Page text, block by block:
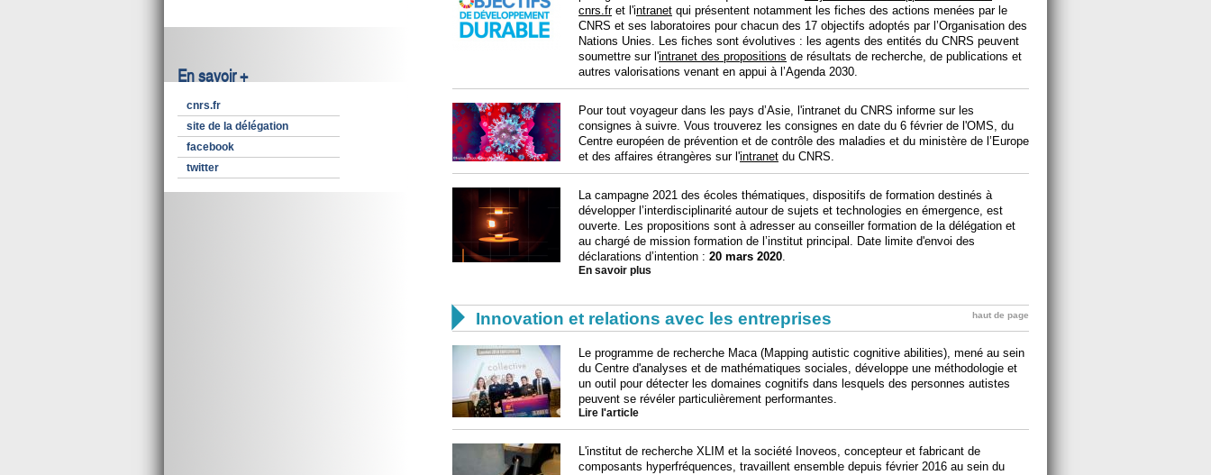
En savoir +
cnrs.fr
site de la délégation
facebook
twitter
cnrs.fret l'intranet qui présentent notamment les fiches des actions menées par le
CNRS et ses laboratoires pour chacun des 17 objectifs adoptés par l’Organisation des
Nations Unies. Les fiches sont évolutives : les agents des entités du CNRS peuvent
soumettre sur l'intranet des propositions de résultats de recherche, de publications et
autres valorisations venant en appui à l’Agenda 2030.
Pour tout voyageur dans les pays d’Asie, l'intranet du CNRS informe sur les
consignes à suivre. Vous trouverez les consignes en date du 6 février de l'OMS, du
Centre européen de prévention et de contrôle des maladies et du ministère de l’Europe
et des affaires étrangères sur l'intranet du CNRS.
La campagne 2021 des écoles thématiques, dispositifs de formation destinés à
développer l’interdisciplinarité autour de sujets et technologies en émergence, est
ouverte. Les propositions sont à adresser au conseiller formation de la délégation et
au chargé de mission formation de l’institut principal. Date limite d'envoi des
déclarations d’intention : 20 mars 2020.
En savoir plus
 Innovation et relations avec les entreprises haut de page
Le programme de recherche Maca (Mapping autistic cognitive abilities), mené au sein
du Centre d'analyses et de mathématiques sociales, développe une méthodologie et
un outil pour détecter les domaines cognitifs dans lesquels des personnes autistes
peuvent se révéler particulièrement performantes.
Lire l'article
L'institut de recherche XLIM et la société Inoveos, concepteur et fabricant de
composants hyperfréquences, travaillent ensemble depuis février 2016 au sein du